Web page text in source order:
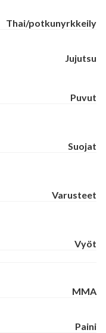
Thai/potkunyrkkeily
Jujutsu
Puvut
Suojat
Varusteet
Vyöt
MMA
Paini